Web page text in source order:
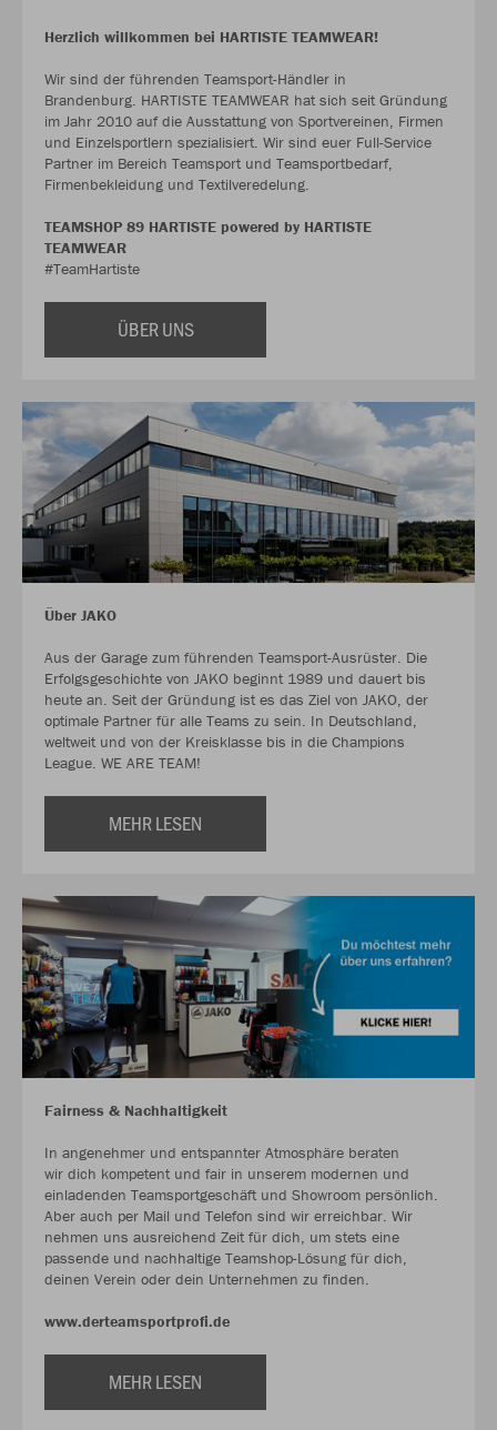
Herzlich willkommen bei HARTISTE TEAMWEAR!
Wir sind der führenden Teamsport-Händler in
Brandenburg. HARTISTE TEAMWEAR hat sich seit Gründung
im Jahr 2010 auf die Ausstattung von Sportvereinen, Firmen
und Einzelsportlern spezialisiert. Wir sind euer Full-Service
Partner im Bereich Teamsport und Teamsportbedarf,
Firmenbekleidung und Textilveredelung.
TEAMSHOP 89 HARTISTE powered by HARTISTE
TEAMWEAR
#TeamHartiste
ÜBER UNS
Über JAKO
Aus der Garage zum führenden Teamsport-Ausrüster. Die
Erfolgsgeschichte von JAKO beginnt 1989 und dauert bis
heute an. Seit der Gründung ist es das Ziel von JAKO, der
optimale Partner für alle Teams zu sein. In Deutschland,
weltweit und von der Kreisklasse bis in die Champions
League. WE ARE TEAM!
MEHR LESEN
Fairness & Nachhaltigkeit
In angenehmer und entspannter Atmosphäre beraten
wir dich kompetent und fair in unserem modernen und
einladenden Teamsportgeschäft und Showroom persönlich.
Aber auch per Mail und Telefon sind wir erreichbar. Wir
nehmen uns ausreichend Zeit für dich, um stets eine
passende und nachhaltige Teamshop-Lösung für dich,
deinen Verein oder dein Unternehmen zu finden.
www.derteamsportprofi.de
MEHR LESEN